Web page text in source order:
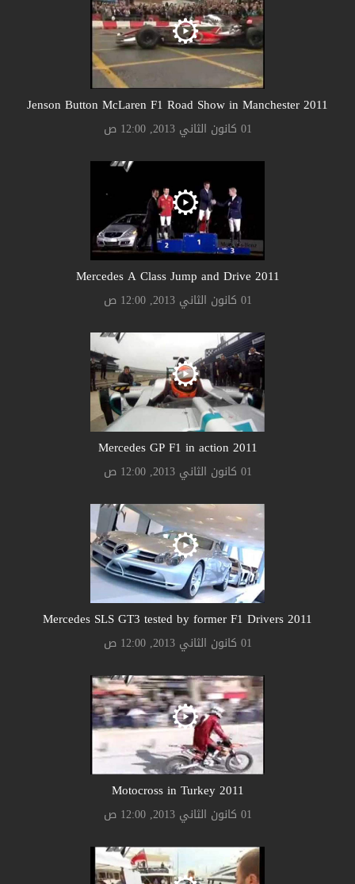
2011 Jenson Button McLaren F1 Road Show in Manchester
01 كانون الثاني 2013, 12:00 ص
2011 Mercedes A Class Jump and Drive
01 كانون الثاني 2013, 12:00 ص
2011 Mercedes GP F1 in action
01 كانون الثاني 2013, 12:00 ص
2011 Mercedes SLS GT3 tested by former F1 Drivers
01 كانون الثاني 2013, 12:00 ص
2011 Motocross in Turkey
01 كانون الثاني 2013, 12:00 ص